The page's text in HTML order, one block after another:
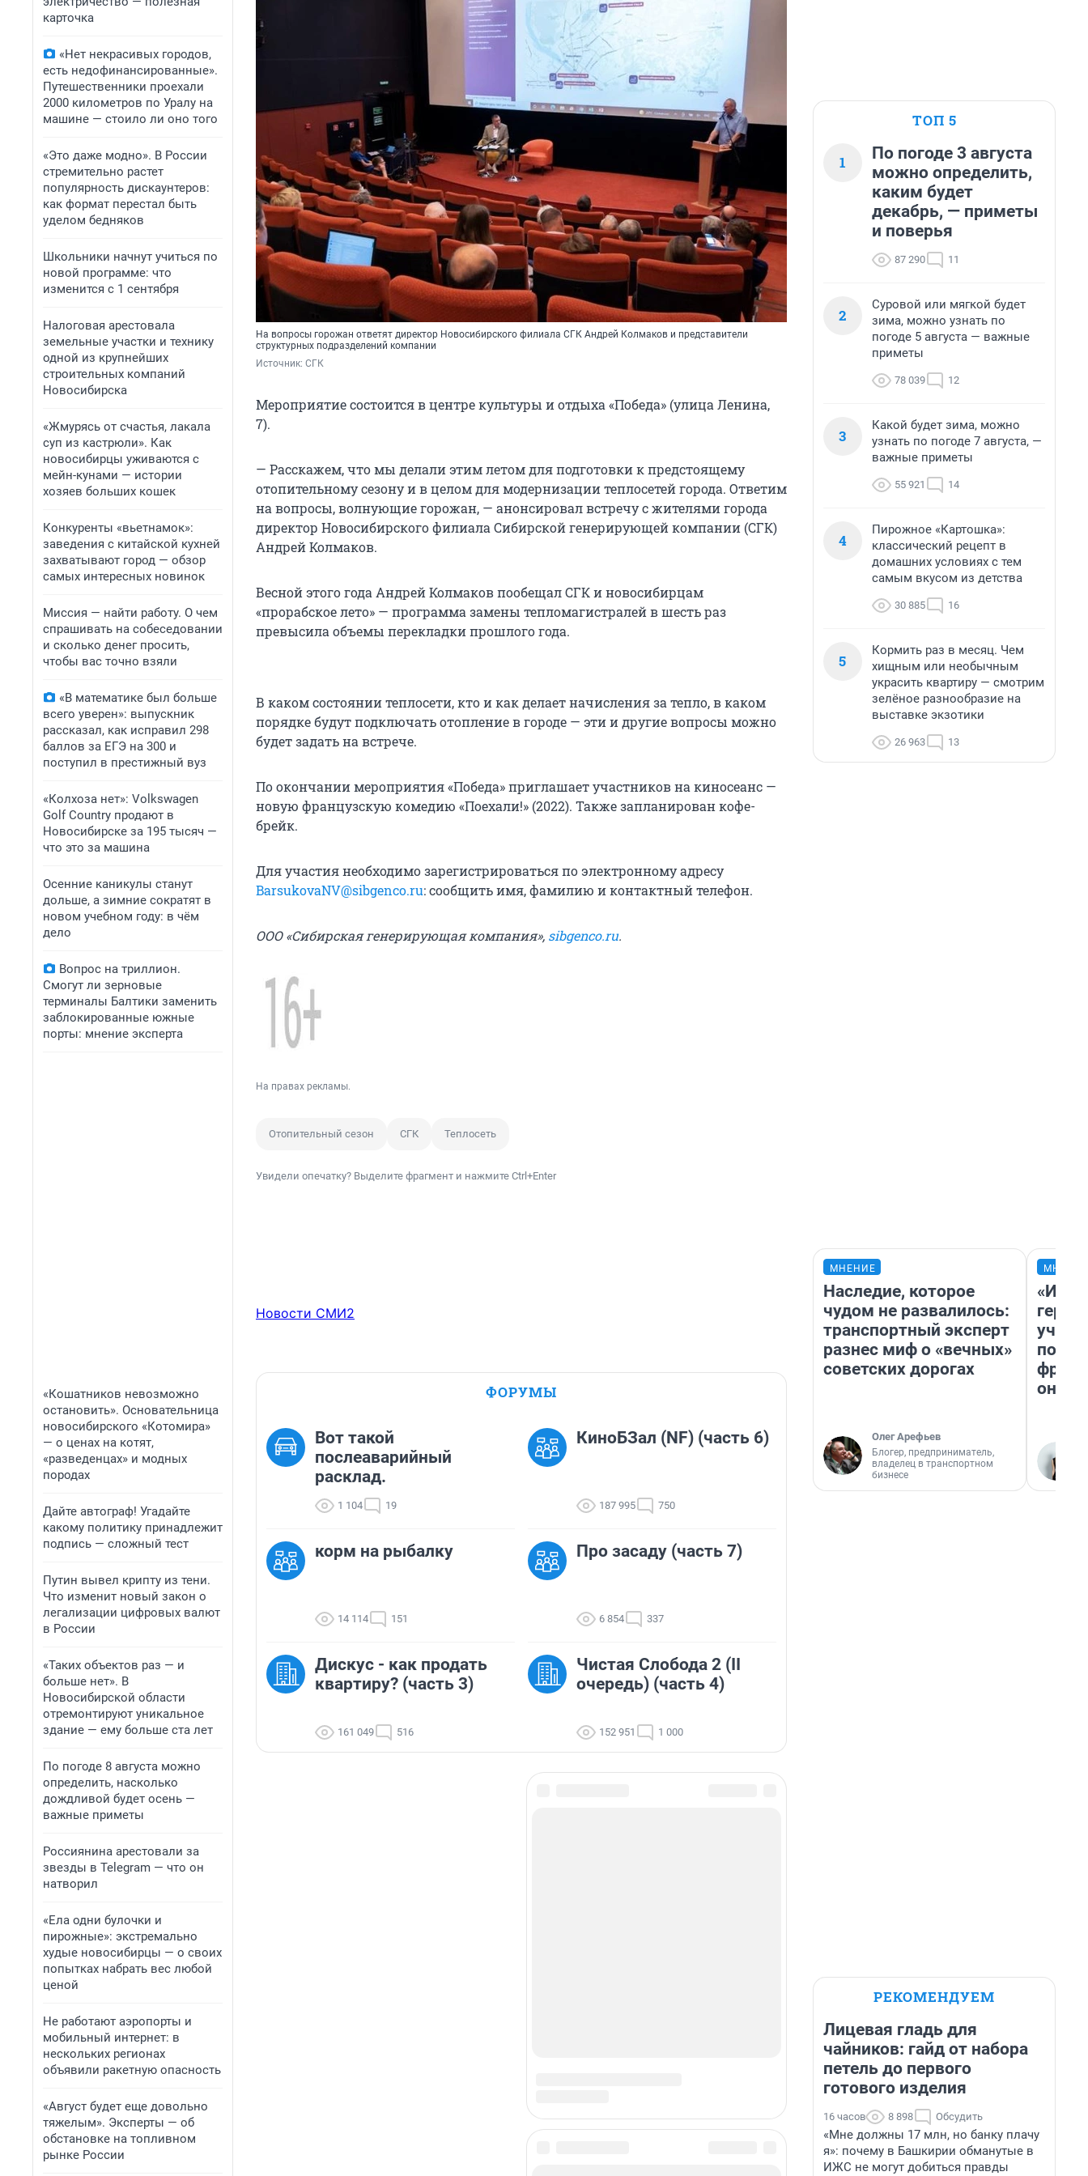
карточка
«Нет некрасивых городов,
есть недофинансированные».
Путешественники проехали
2000 километров по Уралу на
машине — стоило ли оно того
«Это даже модно». В России
стремительно растет
популярность дискаунтеров:
как формат перестал быть
уделом бедняков
Школьники начнут учиться по
новой программе: что
изменится с 1 сентября
Налоговая арестовала
земельные участки и технику
одной из крупнейших
строительных компаний
Новосибирска
«Жмурясь от счастья, лакала
суп из кастрюли». Как
новосибирцы уживаются с
мейн-кунами — истории
хозяев больших кошек
Конкуренты «вьетнамок»:
заведения с китайской кухней
захватывают город — обзор
самых интересных новинок
Миссия — найти работу. О чем
спрашивать на собеседовании
и сколько денег просить,
чтобы вас точно взяли
«В математике был больше
всего уверен»: выпускник
рассказал, как исправил 298
баллов за ЕГЭ на 300 и
поступил в престижный вуз
«Колхоза нет»: Volkswagen
Golf Сountry продают в
Новосибирске за 195 тысяч —
что это за машина
Осенние каникулы станут
дольше, а зимние сократят в
новом учебном году: в чём
дело
Вопрос на триллион.
Смогут ли зерновые
терминалы Балтики заменить
заблокированные южные
порты: мнение эксперта
«Кошатников невозможно
остановить». Основательница
новосибирского «Котомира»
— о ценах на котят,
«разведенцах» и модных
породах
Дайте автограф! Угадайте
какому политику принадлежит
подпись — сложный тест
Путин вывел крипту из тени.
Что изменит новый закон о
легализации цифровых валют
в России
«Таких объектов раз — и
больше нет». В
Новосибирской области
отремонтируют уникальное
здание — ему больше ста лет
По погоде 8 августа можно
определить, насколько
дождливой будет осень —
важные приметы
Россиянина арестовали за
звезды в Telegram — что он
натворил
«Ела одни булочки и
пирожные»: экстремально
худые новосибирцы — о своих
попытках набрать вес любой
ценой
Не работают аэропорты и
мобильный интернет: в
нескольких регионах
объявили ракетную опасность
«Август будет еще довольно
тяжелым». Эксперты — об
обстановке на топливном
рынке России
На вопросы горожан ответят директор Новосибирского филиала СГК Андрей Колмаков и представители
структурных подразделений компании
Источник: СГК
Мероприятие состоится в центре культуры и отдыха «Победа» (улица Ленина,
7).
— Расскажем, что мы делали этим летом для подготовки к предстоящему
отопительному сезону и в целом для модернизации теплосетей города. Ответим
на вопросы, волнующие горожан, — анонсировал встречу c жителями города
директор Новосибирского филиала Сибирской генерирующей компании (СГК)
Андрей Колмаков.
Весной этого года Андрей Колмаков пообещал СГК и новосибирцам
«прорабское лето» — программа замены тепломагистралей в шесть раз
превысила объемы перекладки прошлого года.
В каком состоянии теплосети, кто и как делает начисления за тепло, в каком
порядке будут подключать отопление в городе — эти и другие вопросы можно
будет задать на встрече.
По окончании мероприятия «Победа» приглашает участников на киносеанс —
новую французскую комедию «Поехали!» (2022). Также запланирован кофе-
брейк.
Для участия необходимо зарегистрироваться по электронному адресу
BarsukovaNV@sibgenco.ru: сообщить имя, фамилию и контактный телефон.
ООО «Сибирская генерирующая компания», sibgenco.ru.
На правах рекламы.
Отопительный сезон СГК Теплосеть
Увидели опечатку? Выделите фрагмент и нажмите Ctrl+Enter
Новости СМИ2
ФОРУМЫ
Вот такой
послеаварийный
расклад.
1 104 19
КиноБЗал (NF) (часть 6)
187 995 750
корм на рыбалку
14 114 151
Про засаду (часть 7)
6 854 337
Дискус - как продать
квартиру? (часть 3)
161 049 516
Чистая Слобода 2 (II
очередь) (часть 4)
152 951 1 000
ТОП 5
1
По погоде 3 августа
можно определить,
каким будет
декабрь, — приметы
и поверья
87 290 11
2
Суровой или мягкой будет
зима, можно узнать по
погоде 5 августа — важные
приметы
78 039 12
3
Какой будет зима, можно
узнать по погоде 7 августа, —
важные приметы
55 921 14
4
Пирожное «Картошка»:
классический рецепт в
домашних условиях с тем
самым вкусом из детства
30 885 16
5
Кормить раз в месяц. Чем
хищным или необычным
украсить квартиру — смотрим
зелёное разнообразие на
выставке экзотики
26 963 13
МНЕНИЕ
Наследие, которое
чудом не развалилось:
транспортный эксперт
разнес миф о «вечных»
советских дорогах
Олег Арефьев
Блогер, предприниматель,
владелец в транспортном
бизнесе
учит
она
РЕКОМЕНДУЕМ
Лицевая гладь для
чайников: гайд от набора
петель до первого
готового изделия
16 часов 8 898 Обсудить
«Мне должны 17 млн, но банку плачу
я»: почему в Башкирии обманутые в
ИЖС не могут добиться правды